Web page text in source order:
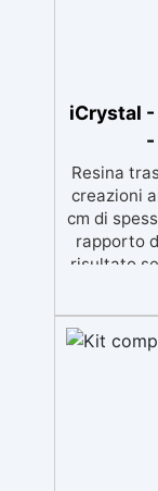
iCrystal
-
Resina
creazioni
cm di
rapporto
risultato
per
materiali.
sicura per